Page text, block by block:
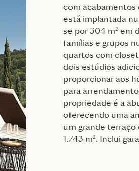
com acabamentos
está implantada
se por 304 m² em
famílias e grupos
quartos com
dois estúdios
proporcionar aos
para
propriedade é a
oferecendo uma
um grande terraço
1.743 m². Inclui